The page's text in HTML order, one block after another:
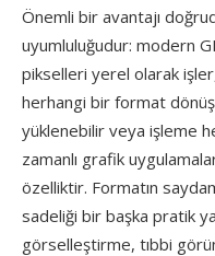
Önemli bir avantajı
uyumluluğudur: modern
pikselleri yerel olarak
herhangi bir format
yüklenebilir veya işleme
zamanlı grafik
özelliktir. Formatın
sadeliği bir başka pratik
görselleştirme, tıbbi